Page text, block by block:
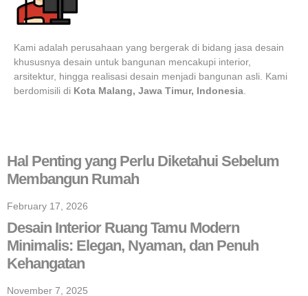
Kami adalah perusahaan yang bergerak di bidang jasa desain
khususnya desain untuk bangunan mencakupi interior,
arsitektur, hingga realisasi desain menjadi bangunan asli. Kami
berdomisili di Kota Malang, Jawa Timur, Indonesia
Hal Penting yang Perlu Diketahui Sebelum
Membangun Rumah
February 17, 2026
Desain Interior Ruang Tamu Modern
Minimalis: Elegan, Nyaman, dan Penuh
Kehangatan
November 7, 2025